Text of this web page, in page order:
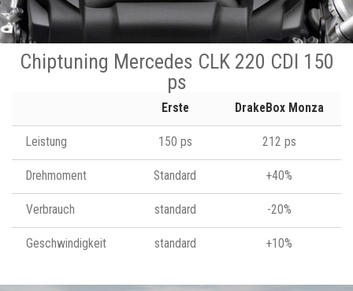
Chiptuning Mercedes CLK 220 CDI 150
ps
Erste DrakeBox Monza
Leistung 150 ps 212 ps
Drehmoment Standard +40%
Verbrauch standard -20%
Geschwindigkeit standard +10%